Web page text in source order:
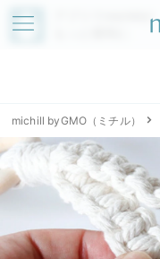
アプリでmichillが
michill byGMO（ミチル）